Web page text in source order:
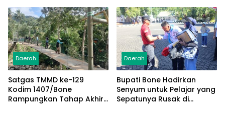
Daerah
Satgas TMMD ke-129
Kodim 1407/Bone
Rampungkan Tahap Akhir
Daerah
Bupati Bone Hadirkan
Senyum untuk Pelajar yang
Sepatunya Rusak di